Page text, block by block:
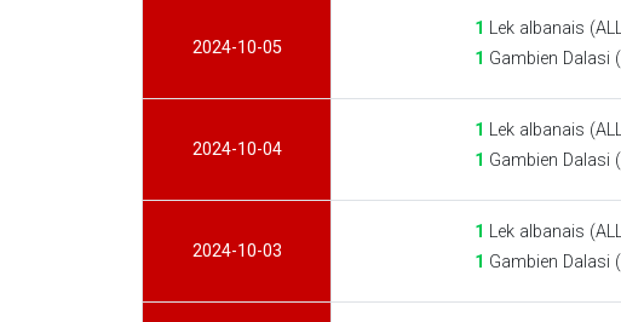
2024-10-05
1 Lek albanais
1 Gambien Dalasi
2024-10-04
1 Lek albanais
1 Gambien Dalasi
2024-10-03
1 Lek albanais
1 Gambien Dalasi